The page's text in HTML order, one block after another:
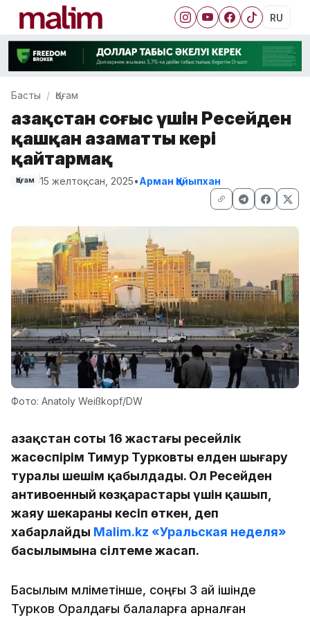
RU
Басты Қоғам
Қазақстан соғыс үшін Ресейден
қашқан азаматты кері
қайтармақ
Қоғам 15 желтоқсан, 2025•Арман Қайыпхан
Фото: Anatoly Weißkopf/DW
Қазақстан соты 16 жастағы ресейлік
жасөспірім Тимур Турковты елден шығару
туралы шешім қабылдады. Ол Ресейден
антивоенный көзқарастары үшін қашып,
жаяу шекараны кесіп өткен, деп
хабарлайды Malim.kz «Уральская неделя»
басылымына сілтеме жасап.
Басылым мәліметінше, соңғы 3 ай ішінде
Турков Оралдағы балаларға арналған